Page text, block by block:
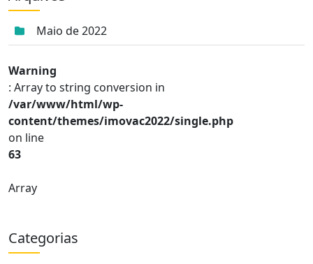
Maio de 2022
Warning
: Array to string conversion in
/var/www/html/wp-
content/themes/imovac2022/single.php
on line
63
Array
Categorias